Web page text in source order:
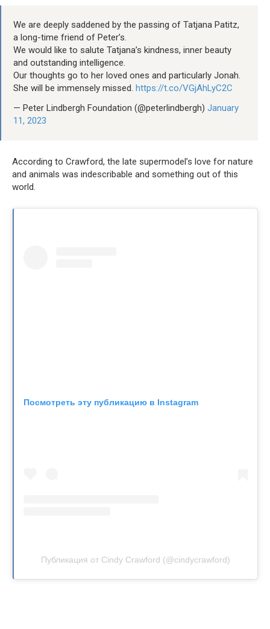
We are deeply saddened by the passing of Tatjana Patitz,
a long-time friend of Peter’s.
We would like to salute Tatjana’s kindness, inner beauty
and outstanding intelligence.
Our thoughts go to her loved ones and particularly Jonah.
She will be immensely missed. https://t.co/VGjAhLyC2C
— Peter Lindbergh Foundation (@peterlindbergh) January
11, 2023
According to Crawford, the late supermodel’s love for nature
and animals was indescribable and something out of this
world.
Посмотреть эту публикацию в Instagram
Публикация от Cindy Crawford (@cindycrawford)